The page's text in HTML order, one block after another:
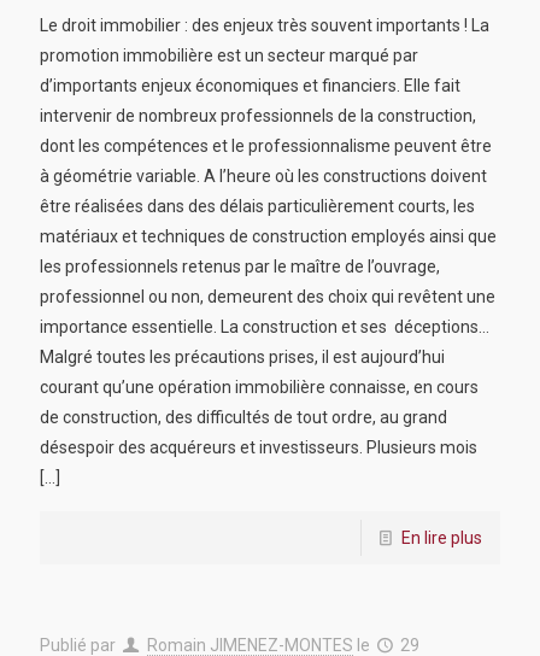
Le droit immobilier : des enjeux très souvent importants ! La
promotion immobilière est un secteur marqué par
d’importants enjeux économiques et financiers. Elle fait
intervenir de nombreux professionnels de la construction,
dont les compétences et le professionnalisme peuvent être
à géométrie variable. A l’heure où les constructions doivent
être réalisées dans des délais particulièrement courts, les
matériaux et techniques de construction employés ainsi que
les professionnels retenus par le maître de l’ouvrage,
professionnel ou non, demeurent des choix qui revêtent une
importance essentielle. La construction et ses déceptions…
Malgré toutes les précautions prises, il est aujourd’hui
courant qu’une opération immobilière connaisse, en cours
de construction, des difficultés de tout ordre, au grand
désespoir des acquéreurs et investisseurs. Plusieurs mois
[…]
En lire plus
Publié par Romain JIMENEZ-MONTES le
29